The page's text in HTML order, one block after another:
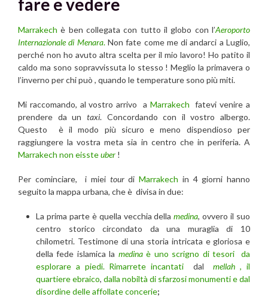
fare e vedere
Marrakech è ben collegata con tutto il globo con l’Aeroporto
Internazionale di Menara.Non fate come me di andarci a Luglio,
perché non ho avuto altra scelta per il mio lavoro! Ho patito il
caldo ma sono sopravvissuta lo stesso ! Meglio la primavera o
l’inverno per chi può , quando le temperature sono più miti.
Mi raccomando, al vostro arrivo a Marrakech fatevi venire a
prendere da un taxi. Concordando con il vostro albergo.
Questo è il modo più sicuro e meno dispendioso per
raggiungere la vostra meta sia in centro che in periferia. A
Marrakech non eissteuber !
Per cominciare, i miei tourdiMarrakech in 4 giorni hanno
seguito la mappa urbana, che è divisa in due:
La prima parte è quella vecchia dellamedina, ovvero il suo
centro storico circondato da una muraglia di 10
chilometri. Testimone di una storia intricata e gloriosa e
della fede islamica la medinaè uno scrigno di tesori da
esplorare a piedi. Rimarrete incantati dal mellah , il
quartiere ebraico, dalla nobiltà di sfarzosi monumenti e dal
disordine delle affollate concerie;